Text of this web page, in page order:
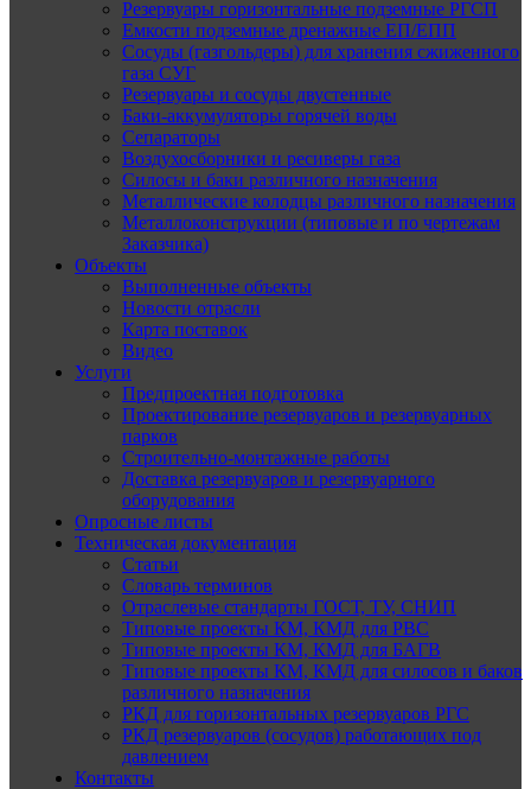
Резервуары горизонтальные подземные РГСП
Емкости подземные дренажные ЕП/ЕПП
Сосуды (газгольдеры) для хранения сжиженного
газа СУГ
Резервуары и сосуды двустенные
Баки-аккумуляторы горячей воды
Сепараторы
Воздухосборники и ресиверы газа
Силосы и баки различного назначения
Металлические колодцы различного назначения
Металлоконструкции (типовые и по чертежам
Заказчика)
Объекты
Выполненные объекты
Новости отрасли
Карта поставок
Видео
Услуги
Предпроектная подготовка
Проектирование резервуаров и резервуарных
парков
Строительно-монтажные работы
Доставка резервуаров и резервуарного
оборудования
Опросные листы
Техническая документация
Статьи
Словарь терминов
Отраслевые стандарты ГОСТ, ТУ, СНИП
Типовые проекты КМ, КМД для РВС
Типовые проекты КМ, КМД для БАГВ
Типовые проекты КМ, КМД для силосов и баков
различного назначения
РКД для горизонтальных резервуаров РГС
РКД резервуаров (сосудов) работающих под
давлением
Контакты